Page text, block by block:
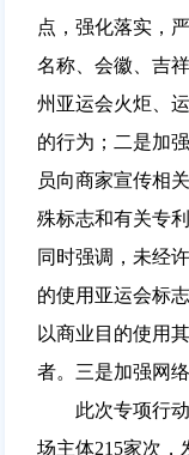
点，强化落实，
名称、会徽、吉
州亚运会火炬、
的行为；二是加
员向商家宣传相
殊标志和有关专
同时强调，未经
的使用亚运会标
以商业目的使用
者。三是加强网
此次专项行动
场主体215家次，